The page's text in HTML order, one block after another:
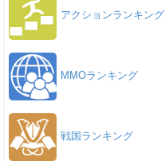
アクションランキング
MMOランキング
戦国ランキング